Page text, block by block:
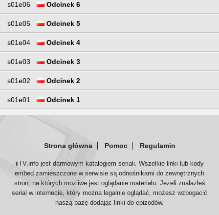
s01e06 Odcinek 6
s01e05 Odcinek 5
s01e04 Odcinek 4
s01e03 Odcinek 3
s01e02 Odcinek 2
s01e01 Odcinek 1
Strona główna Pomoc Regulamin
iiTV.info jest darmowym katalogiem seriali. Wszelkie linki lub kody
embed zamieszczone w serwisie są odnośnikami do zewnętrznych
stron, na których możliwe jest oglądanie materiału. Jeżeli znalazłeś
serial w internecie, który można legalnie oglądać, możesz wzbogacić
naszą bazę dodając linki do epizodów.